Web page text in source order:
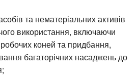
та нематеріальних активів
використання, включаючи
коней та придбання,
багаторічних насаджень до